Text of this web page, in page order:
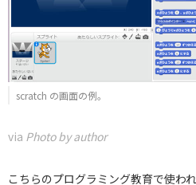
scratch の画面の例。
via Photo by author
こちらのプログラミング教育で使わ